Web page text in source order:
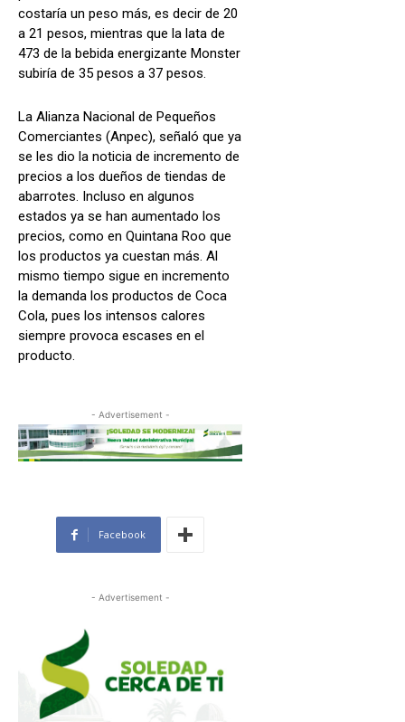
costaría un peso más, es decir de 20
a 21 pesos, mientras que la lata de
473 de la bebida energizante Monster
subiría de 35 pesos a 37 pesos.
La Alianza Nacional de Pequeños
Comerciantes (Anpec), señaló que ya
se les dio la noticia de incremento de
precios a los dueños de tiendas de
abarrotes. Incluso en algunos
estados ya se han aumentado los
precios, como en Quintana Roo que
los productos ya cuestan más. Al
mismo tiempo sigue en incremento
la demanda los productos de Coca
Cola, pues los intensos calores
siempre provoca escases en el
producto.
- Advertisement -
Facebook
- Advertisement -